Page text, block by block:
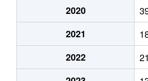
2020
2021
2022
21